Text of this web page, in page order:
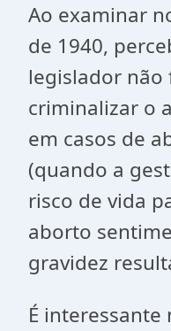
Ao examinar
de 1940,
legislador
criminalizar o
em casos de
(quando a
risco de vida
aborto
gravidez
É interessante